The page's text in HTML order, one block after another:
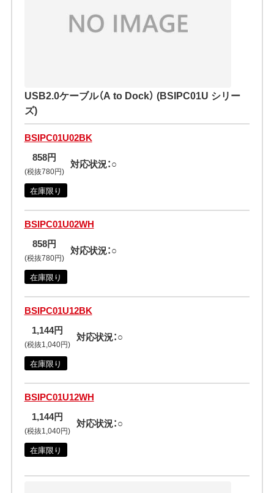
USB2.0ケーブル（A to Dock） (BSIPC01U シリー
ズ)
BSIPC01U02BK
858円
(税抜780円)
対応状況：○
在庫限り
BSIPC01U02WH
858円
(税抜780円)
対応状況：○
在庫限り
BSIPC01U12BK
1,144円
(税抜1,040円)
対応状況：○
在庫限り
BSIPC01U12WH
1,144円
(税抜1,040円)
対応状況：○
在庫限り